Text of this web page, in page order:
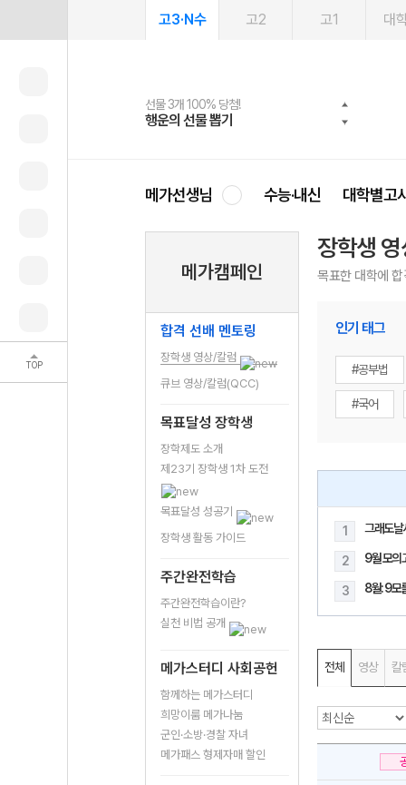
TOP
고3·N수 고2 고1 대
선물 3개 100% 당첨!
행운의 선물 뽑기
선물 100% 증정!
메가스터디 X 올리브
여름방학 스터디 캐시백
메가런 썸머스쿨
2027 러셀 단과
강사 공개선발
스마트러닝앱
설문 EVENT
메가패스
3일 무료 체험권
메가패스 수강생 무료혜택!
메가클럽 멤버십
사회공헌 캠페인
희망이룸 메가나눔
메가선생님 수능·내신 대학별고
메가캠페인
합격 선배 멘토링
장학생 영상/칼럼
큐브 영상/칼럼(QCC)
목표달성 장학생
장학제도 소개
제23기 장학생 1차 도전
목표달성 성공기
장학생 활동 가이드
주간완전학습
주간완전학습이란?
실천 비법 공개
메가스터디 사회공헌
함께하는 메가스터디
희망이룸 메가나눔
군인·소방·경찰 자녀
메가패스 형제자매 할인
장학생
목표한 대학에
인기 태그
#공부법
#국어
1 그래도날
2 9월 모의
3 8월: 9모
전체 영상 칼